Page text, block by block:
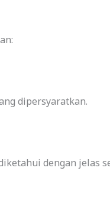
dipersyaratkan.
dengan jelas